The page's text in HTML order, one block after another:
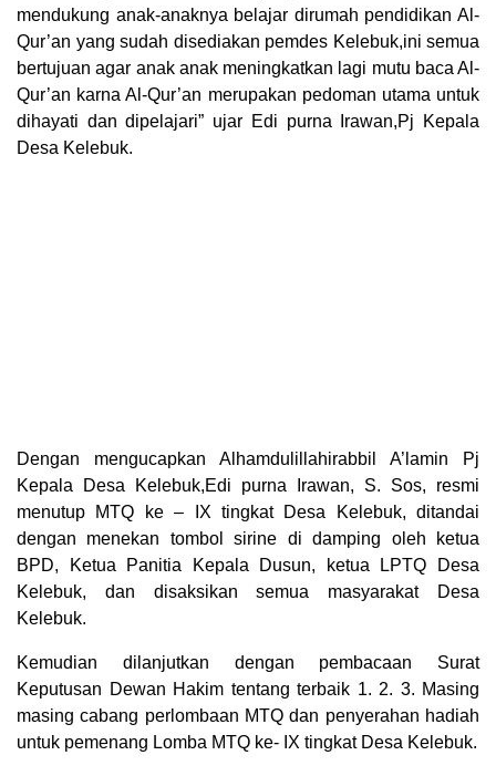
mendukung anak-anaknya belajar dirumah pendidikan Al-
Qur’an yang sudah disediakan pemdes Kelebuk,ini semua
bertujuan agar anak anak meningkatkan lagi mutu baca Al-
Qur’an karna Al-Qur’an merupakan pedoman utama untuk
dihayati dan dipelajari” ujar Edi purna Irawan,Pj Kepala
Desa Kelebuk.
Dengan mengucapkan Alhamdulillahirabbil A’lamin Pj
Kepala Desa Kelebuk,Edi purna Irawan, S. Sos, resmi
menutup MTQ ke – IX tingkat Desa Kelebuk, ditandai
dengan menekan tombol sirine di damping oleh ketua
BPD, Ketua Panitia Kepala Dusun, ketua LPTQ Desa
Kelebuk, dan disaksikan semua masyarakat Desa
Kelebuk.
Kemudian dilanjutkan dengan pembacaan Surat
Keputusan Dewan Hakim tentang terbaik 1. 2. 3. Masing
masing cabang perlombaan MTQ dan penyerahan hadiah
untuk pemenang Lomba MTQ ke- IX tingkat Desa Kelebuk.